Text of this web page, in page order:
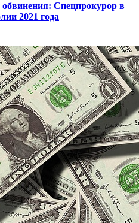
Спецпрокурор в
2021 года